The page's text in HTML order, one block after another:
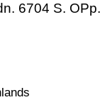
6704 S.